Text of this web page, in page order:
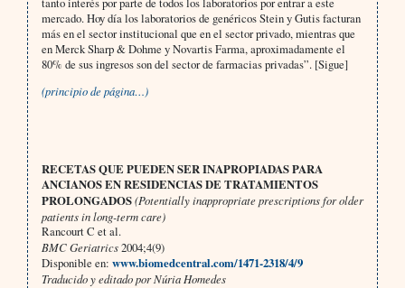
mercado. Hoy día los laboratorios de genéricos Stein y Gutis facturan
más en el sector institucional que en el sector privado, mientras que
en Merck Sharp & Dohme y Novartis Farma, aproximadamente el
80% de sus ingresos son del sector de farmacias privadas”. [Sigue]
(principio de página…)
RECETAS QUE PUEDEN SER INAPROPIADAS PARA
ANCIANOS EN RESIDENCIAS DE TRATAMIENTOS
PROLONGADOS(Potentially inappropriate prescriptions for older
patients in long-term care)
Rancourt C et al.
BMC Geriatrics2004;4(9)
Disponible en: www.biomedcentral.com/1471-2318/4/9
Traducido y editado por Núria Homedes